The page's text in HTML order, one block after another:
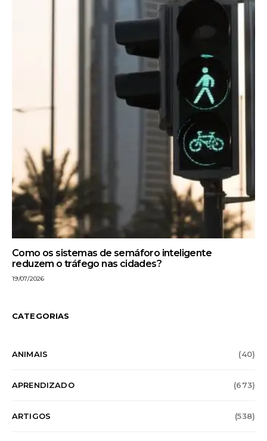
Como os sistemas de semáforo inteligente
reduzem o tráfego nas cidades?
19/07/2026
CATEGORIAS
ANIMAIS (40)
APRENDIZADO (673)
ARTIGOS (538)